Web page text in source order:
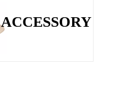
ACCESSORY